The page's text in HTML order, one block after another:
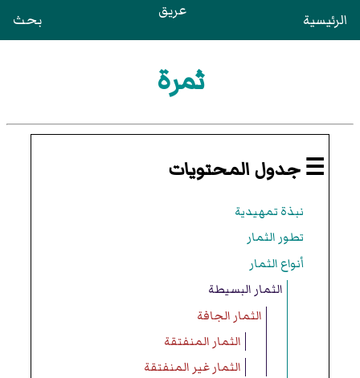
الرئيسية عريق بحث
ثمرة
☰ جدول المحتويات
نبذة تمهيدية
تطور الثمار
أنواع الثمار
الثمار البسيطة
الثمار الجافة
الثمار المنفتقة
الثمار غير المنفتقة